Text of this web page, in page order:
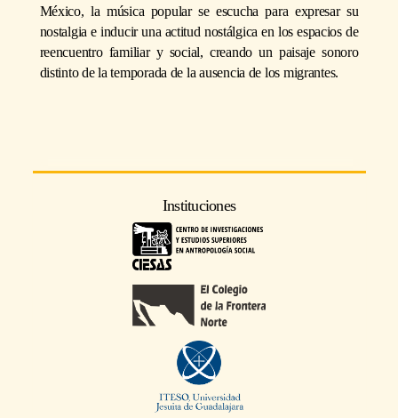
México, la música popular se escucha para expresar su
nostalgia e inducir una actitud nostálgica en los espacios de
reencuentro familiar y social, creando un paisaje sonoro
distinto de la temporada de la ausencia de los migrantes.
Instituciones